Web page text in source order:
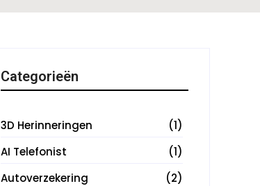
Categorieën
3D Herinneringen
(1)
AI Telefonist
(1)
Autoverzekering
(2)